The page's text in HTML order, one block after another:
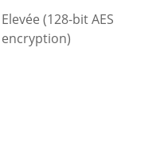
Elevée (128-bit AES
encryption)